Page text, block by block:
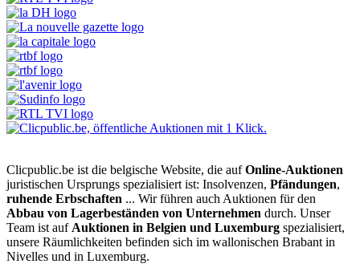
Clicpublic.be ist die belgische Website, die aufOnline-Auktionen
juristischen Ursprungs spezialisiert ist: Insolvenzen, Pfändungen,
ruhende Erbschaften ... Wir führen auch Auktionen für den
Abbau von Lagerbeständen von Unternehmen durch. Unser
Team ist auf Auktionen in Belgien und Luxemburg spezialisiert,
unsere Räumlichkeiten befinden sich im wallonischen Brabant in
Nivelles und in Luxemburg.